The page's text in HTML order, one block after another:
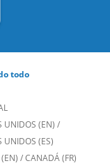
todo
UNIDOS (EN) /
UNIDOS (ES)
/CANADÁ (FR)